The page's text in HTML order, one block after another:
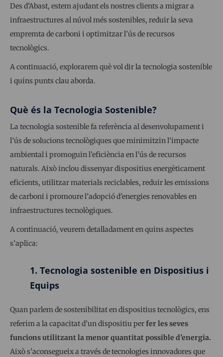
Des d’Abast, estem ajudant els nostres clients a migrar a
infraestructures al núvol més sostenibles, reduir la seva
empremta de carboni i optimitzar l’ús de recursos
tecnològics.
A continuació, explorarem què vol dir la tecnologia sostenible
i quins punts clau aborda.
Què és la Tecnologia Sostenible?
La tecnologia sostenible fa referència al desenvolupament i
l’ús de solucions tecnològiques que minimitzin l’impacte
ambiental i promoguin l’eficiència en l’ús de recursos
naturals. Això inclou dissenyar dispositius energèticament
eficients, utilitzar materials reciclables, reduir les emissions
de carboni i promoure l’adopció d’energies renovables en
infraestructures tecnològiques.
A continuació, veurem detalladament en quins aspectes
s’aplica:
1. Tecnologia sostenible en Dispositius i
Equips
Quan parlem de sostenibilitat en dispositius tecnològics, ens
referim a la capacitat d’un dispositiu perfer les seves
funcions utilitzant la menor quantitat possible d’energia.
Això s’aconsegueix a través de tecnologies innovadores que